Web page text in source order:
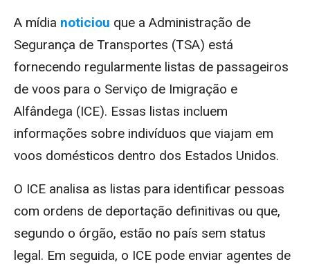
A mídia noticiou que a Administração de
Segurança de Transportes (TSA) está
fornecendo regularmente listas de passageiros
de voos para o Serviço de Imigração e
Alfândega (ICE). Essas listas incluem
informações sobre indivíduos que viajam em
voos domésticos dentro dos Estados Unidos.
O ICE analisa as listas para identificar pessoas
com ordens de deportação definitivas ou que,
segundo o órgão, estão no país sem status
legal. Em seguida, o ICE pode enviar agentes de